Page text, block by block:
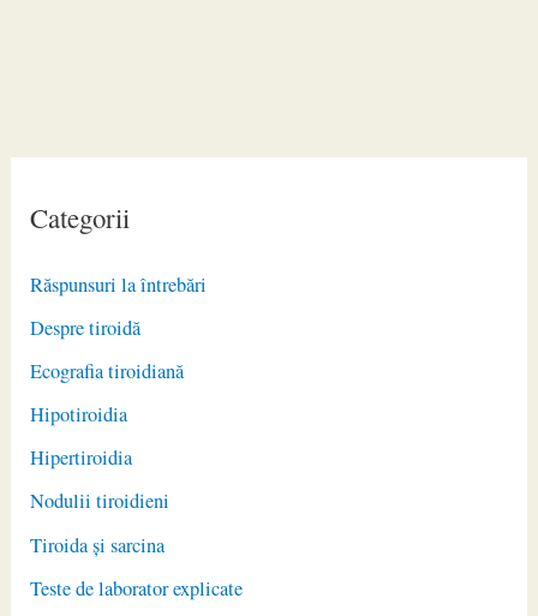
Categorii
Răspunsuri la întrebări
Despre tiroidă
Ecografia tiroidiană
Hipotiroidia
Hipertiroidia
Nodulii tiroidieni
Tiroida și sarcina
Teste de laborator explicate